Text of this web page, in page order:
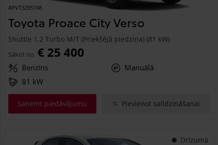
#PVT3295748
Toyota Proace City Verso
Shuttle 1.2 Turbo M/T (Priekšējā piedziņa) (81 kW)
Sākot no € 25 400
Benzīns
Manuālā
81 kW
Saņemt piedāvājumu Pievienot salīdzināšanai
Drīzumā